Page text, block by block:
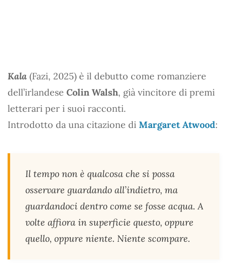
Kala (Fazi, 2025) è il debutto come romanziere
dell’irlandese Colin Walsh, già vincitore di premi
letterari per i suoi racconti.
Introdotto da una citazione di Margaret Atwood:
Il tempo non è qualcosa che si possa
osservare guardando all’indietro, ma
guardandoci dentro come se fosse acqua. A
volte affiora in superficie questo, oppure
quello, oppure niente. Niente scompare.